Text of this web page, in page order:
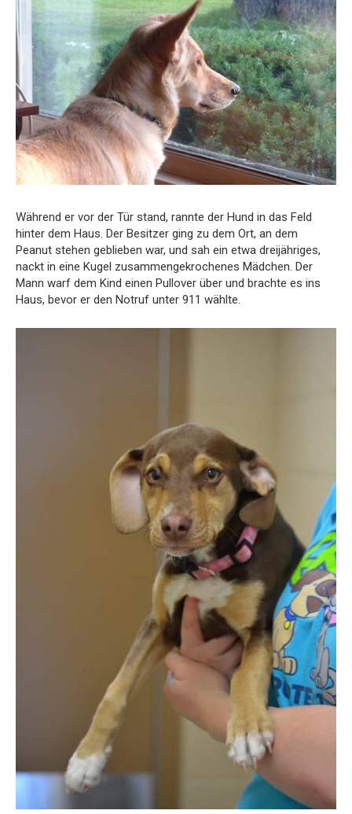
Während er vor der Tür stand, rannte der Hund in das Feld
hinter dem Haus. Der Besitzer ging zu dem Ort, an dem
Peanut stehen geblieben war, und sah ein etwa dreijähriges,
nackt in eine Kugel zusammengekrochenes Mädchen. Der
Mann warf dem Kind einen Pullover über und brachte es ins
Haus, bevor er den Notruf unter 911 wählte.